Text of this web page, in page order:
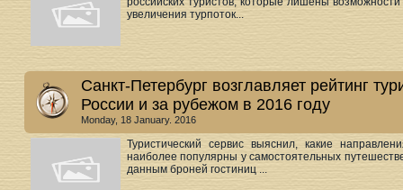
увеличения турпоток...
Санкт-Петербург возглавляет рейтинг
России и за рубежом в 2016 году
Monday, 18 January. 2016
Туристический сервис выяснил, какие
наиболее популярны у самостоятельных
данным броней гостиниц ...